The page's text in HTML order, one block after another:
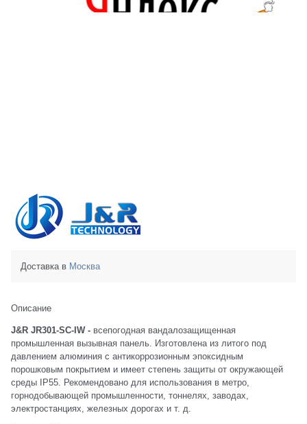
Доставка в Москва
Описание
J&R JR301-SC-IW - всепогодная вандалозащищенная
промышленная вызывная панель. Изготовлена из литого под
давлением алюминия с антикоррозионным эпоксидным
порошковым покрытием и имеет степень защиты от окружающей
среды IP55. Рекомендовано для использования в метро,
горнодобывающей промышленности, тоннелях, заводах,
электростанциях, железных дорогах и т. д.